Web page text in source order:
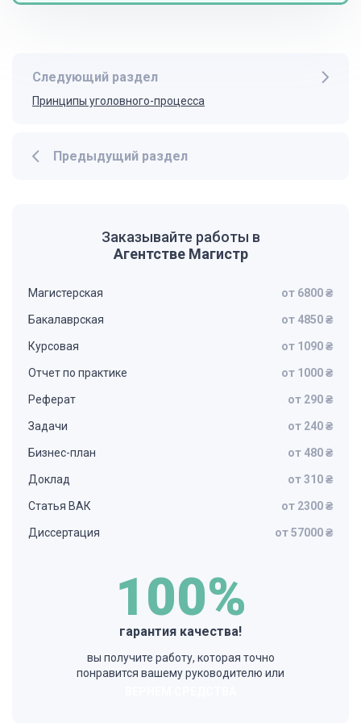
Предыдущий раздел
Следующий раздел
Принципы уголовного-процесса
Заказывайте работы в
Агентстве Магистр
Магистерская от 6800 ₴
Бакалаврская от 4850 ₴
Курсовая от 1090 ₴
Отчет по практике от 1000 ₴
Реферат от 290 ₴
Задачи от 240 ₴
Бизнес-план от 480 ₴
Доклад от 310 ₴
Статья ВАК от 2300 ₴
Диссертация от 57000 ₴
100%
гарантия качества!
вы получите работу, которая точно
понравится вашему руководителю или